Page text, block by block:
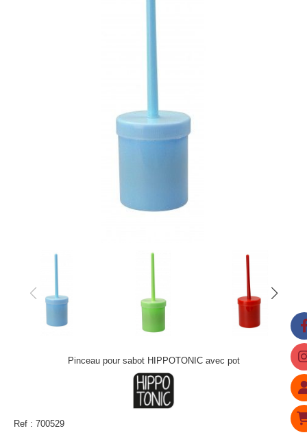
Pinceau pour sabot HIPPOTONIC avec pot
Ref : 700529